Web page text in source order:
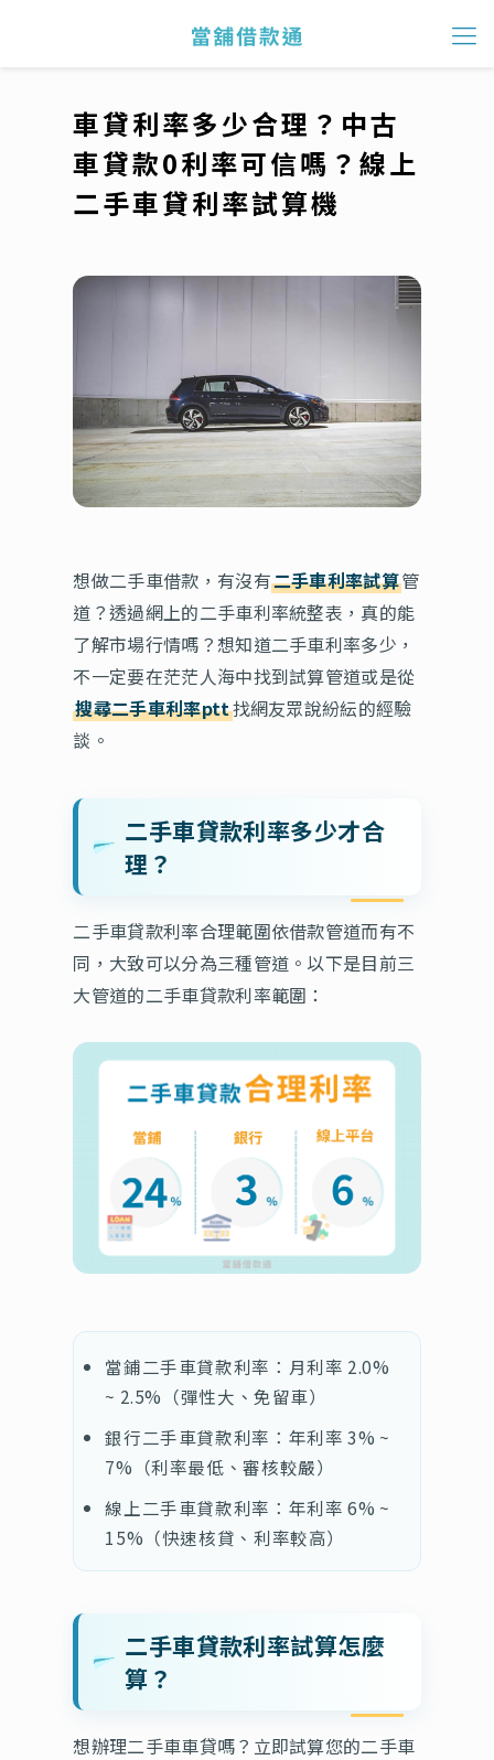
車貸利率多少合理？中古
車貸款0利率可信嗎？線上
二手車貸利率試算機
想做二手車借款，有沒有二手車利率試算管
道？透過網上的二手車利率統整表，真的能
了解市場行情嗎？想知道二手車利率多少，
不一定要在茫茫人海中找到試算管道或是從
搜尋二手車利率ptt找網友眾說紛紜的經驗
談。
二手車貸款利率多少才合
理？
二手車貸款利率合理範圍依借款管道而有不
同，大致可以分為三種管道。以下是目前三
大管道的二手車貸款利率範圍：
當鋪二手車貸款利率：月利率 2.0%
~ 2.5%（彈性大、免留車）
銀行二手車貸款利率：年利率 3% ~
7%（利率最低、審核較嚴）
線上二手車貸款利率：年利率 6% ~
15%（快速核貸、利率較高）
二手車貸款利率試算怎麼
算？
想辦理二手車車貸嗎？立即試算您的二手車